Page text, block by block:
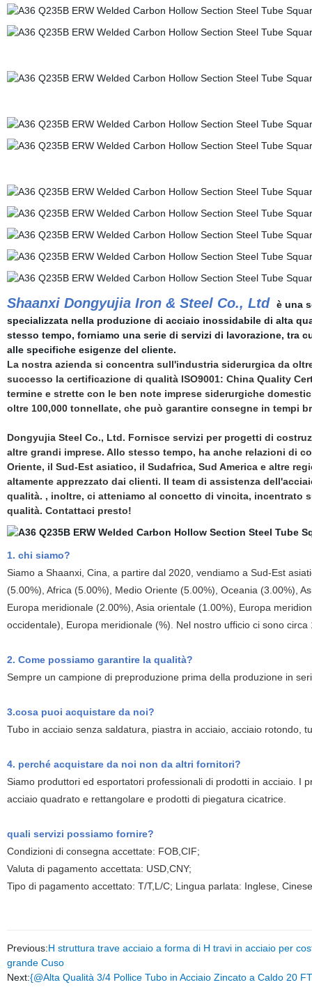
Shaanxi Dongyujia Iron & Steel Co., Ltd
è una
specializzata nella produzione di acciaio inossidabile di alta
stesso tempo, forniamo una serie di servizi di lavorazione, tra
alle specifiche esigenze del cliente.
La nostra azienda si concentra sull'industria siderurgica da
successo la certificazione di qualità ISO9001: China Quality
termine e strette con le ben note imprese siderurgiche
oltre 100,000 tonnellate, che può garantire consegne in tempi
Dongyujia Steel Co., Ltd. Fornisce servizi per progetti di
altre grandi imprese. Allo stesso tempo, ha anche relazioni di
Oriente, il Sud-Est asiatico, il Sudafrica, Sud America e altre
altamente apprezzato dai clienti. Il team di assistenza
qualità. , inoltre, ci atteniamo al concetto di vincita, incentrato
qualità. Contattaci presto!
1. chi siamo?
Siamo a Shaanxi, Cina, a partire dal 2020, vendiamo a Sud-Est
(5.00%), Africa (5.00%), Medio Oriente (5.00%), Oceania (3.00%),
Europa meridionale (2.00%), Asia orientale (1.00%), Europa
occidentale), Europa meridionale (%). Nel nostro ufficio ci sono circa
2. Come possiamo garantire la qualità?
Sempre un campione di preproduzione prima della produzione in
3.cosa puoi acquistare da noi?
Tubo in acciaio senza saldatura, piastra in acciaio, acciaio rotondo,
4. perché acquistare da noi non da altri fornitori?
Siamo produttori ed esportatori professionali di prodotti in acciaio. I
acciaio quadrato e rettangolare e prodotti di piegatura cicatrice.
quali servizi possiamo fornire?
Condizioni di consegna accettate: FOB,CIF;
Valuta di pagamento accettata: USD,CNY;
Tipo di pagamento accettato: T/T,L/C; Lingua parlata: Inglese, Cinese
Previous:H struttura trave acciaio a forma di H travi in acciaio per
grande Cuso
Next:{@Alta Qualità 3/4 Pollice Tubo in Acciaio Zincato a Caldo 20